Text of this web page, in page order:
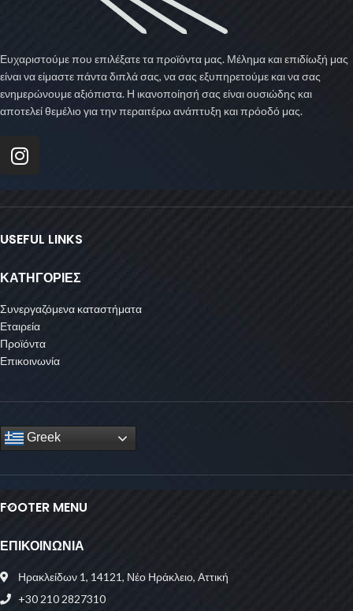
Ευχαριστούμε που επιλέξατε τα προϊόντα μας. Μέλημα και επιδίωξή μας
είναι να είμαστε πάντα διπλά σας, να σας εξυπηρετούμε και να σας
ενημερώνουμε αξιόπιστα. Η ικανοποίησή σας είναι ουσιώδης και
αποτελεί θεμέλιο για την περαιτέρω ανάπτυξη και πρόοδό μας.
USEFUL LINKS
ΚΑΤΗΓΟΡΙΕΣ
Συνεργαζόμενα καταστήματα
Εταιρεία
Προϊόντα
Επικοινωνία
Greek
FOOTER MENU
ΕΠΙΚΟΙΝΩΝΙΑ
Ηρακλείδων 1, 14121, Νέο Ηράκλειο, Αττική
+30 210 2827310